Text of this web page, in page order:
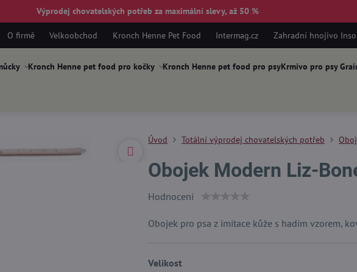
Výprodej chovatelských potřeb za maximální slevy, až 50 %
O firmě Velkoobchod Kronch Henne Pet Food Intermag.cz Zahradní hnojivo
Kronch Henne pet food pro kočky Kronch Henne pet food pro psyKrmivo pro psy
Úvod Totální výprodej chovatelských potřeb
Obojek Modern Liz-
Hodnocení
Obojek pro psa z imitace kůže s hadím vzorem,
Velikost